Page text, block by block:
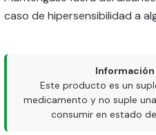
caso de hipersensibilidad a
Este producto es un
medicamento y no suple
consumir en estado